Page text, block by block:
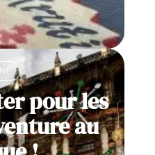
pour les
au